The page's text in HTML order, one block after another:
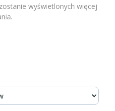
wyświetlonych więcej